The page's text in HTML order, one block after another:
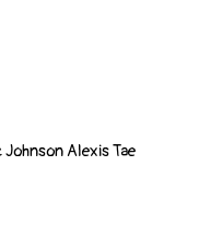
Johnson Alexis Tae